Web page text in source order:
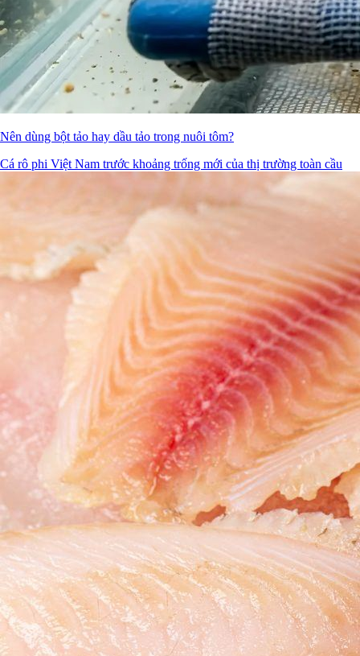
Nên dùng bột tảo hay dầu tảo trong nuôi tôm?
Cá rô phi Việt Nam trước khoảng trống mới của thị trường toàn cầu